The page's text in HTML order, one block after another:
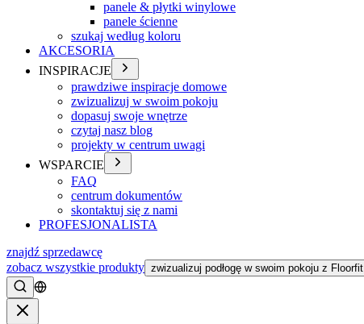
panele & płytki winylowe
panele ścienne
szukaj według koloru
AKCESORIA
INSPIRACJE
prawdziwe inspiracje domowe
zwizualizuj w swoim pokoju
dopasuj swoje wnętrze
czytaj nasz blog
projekty w centrum uwagi
WSPARCIE
FAQ
centrum dokumentów
skontaktuj się z nami
PROFESJONALISTA
znajdź sprzedawcę
zobacz wszystkie produkty zwizualizuj podłogę w swoim pokoju z Floorfit
Szukać